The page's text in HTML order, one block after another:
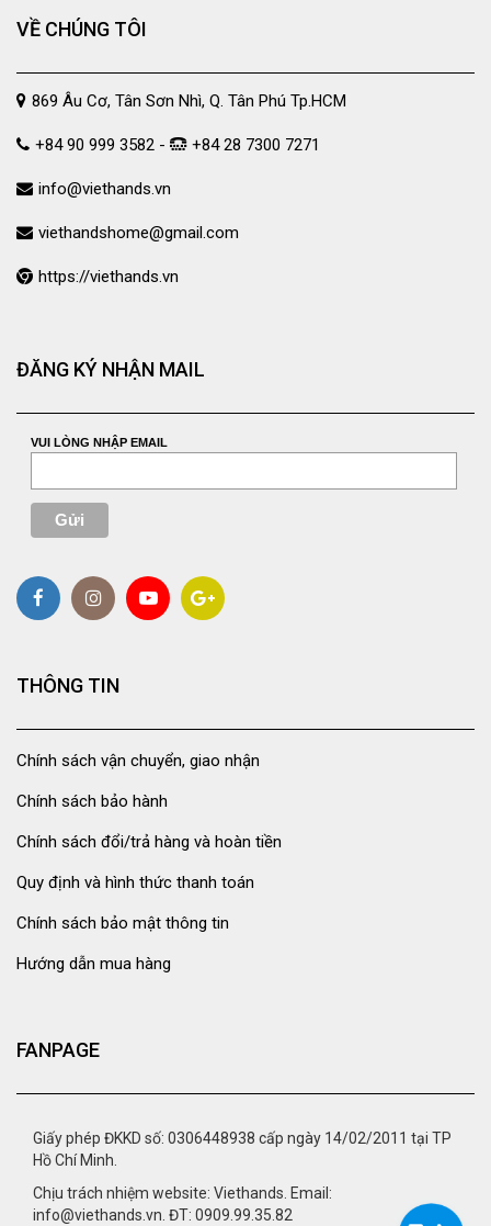
VỀ CHÚNG TÔI
869 Âu Cơ, Tân Sơn Nhì, Q. Tân Phú Tp.HCM
+84 90 999 3582 - +84 28 7300 7271
info@viethands.vn
viethandshome@gmail.com
https://viethands.vn
ĐĂNG KÝ NHẬN MAIL
VUI LÒNG NHẬP EMAIL
THÔNG TIN
Chính sách vận chuyển, giao nhận
Chính sách bảo hành
Chính sách đổi/trả hàng và hoàn tiền
Quy định và hình thức thanh toán
Chính sách bảo mật thông tin
Hướng dẫn mua hàng
FANPAGE
Giấy phép ĐKKD số: 0306448938 cấp ngày 14/02/2011 tại TP
Hồ Chí Minh.
Chịu trách nhiệm website: Viethands. Email:
info@viethands.vn. ĐT: 0909.99.35.82